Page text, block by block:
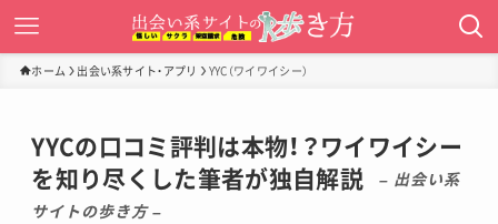
ホーム 出会い系サイト・アプリ YYC（ワイワイシー）
YYCの口コミ評判は本物！？ワイワイシー
を知り尽くした筆者が独自解説
– 出会い系
サイトの歩き方 –